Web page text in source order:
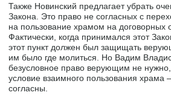
Также Новинский предлагает убрать
Закона. Это право не согласных с
на пользование храмом на договорных
Фактически, когда принимался этот
этот пункт должен был защищать
им было где молиться. Но Вадим
безусловное право верующим не
условие взаимного пользования храма
согласны.